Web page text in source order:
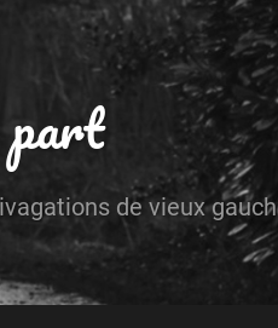
de vieux